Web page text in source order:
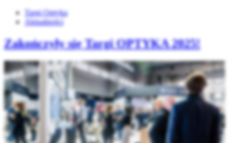
Targi Optyka
Aktualności
Zakończyły się Targi OPTYKA 2025!